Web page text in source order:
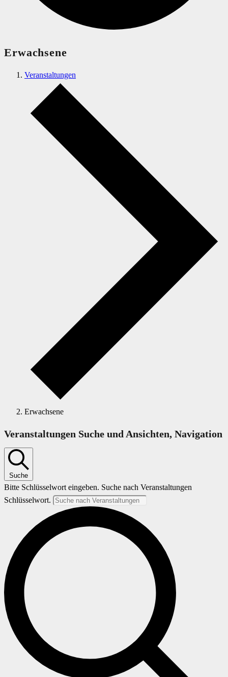
Erwachsene
Veranstaltungen
Erwachsene
Veranstaltungen
Veranstaltungen Suche und Ansichten, Navigation
Suche
Bitte Schlüsselwort eingeben. Suche nach Veranstaltungen
Schlüsselwort.